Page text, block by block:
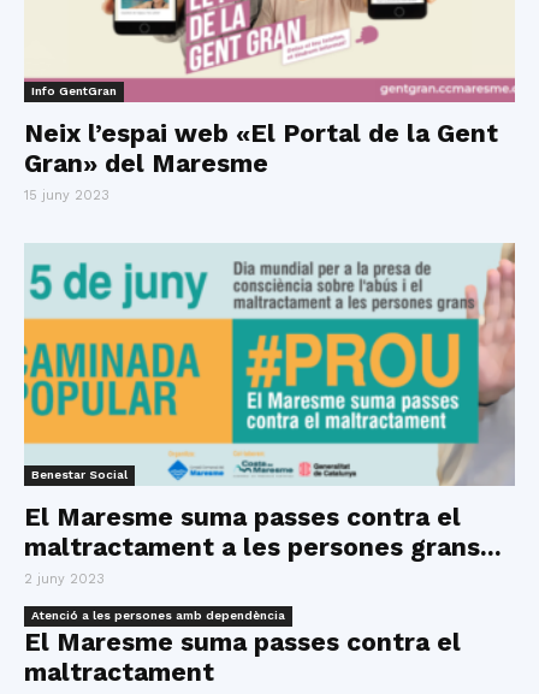
Info GentGran
Neix l’espai web «El Portal de la Gent
Gran» del Maresme
15 juny 2023
Benestar Social
El Maresme suma passes contra el
maltractament a les persones grans...
2 juny 2023
Atenció a les persones amb dependència
El Maresme suma passes contra el
maltractament